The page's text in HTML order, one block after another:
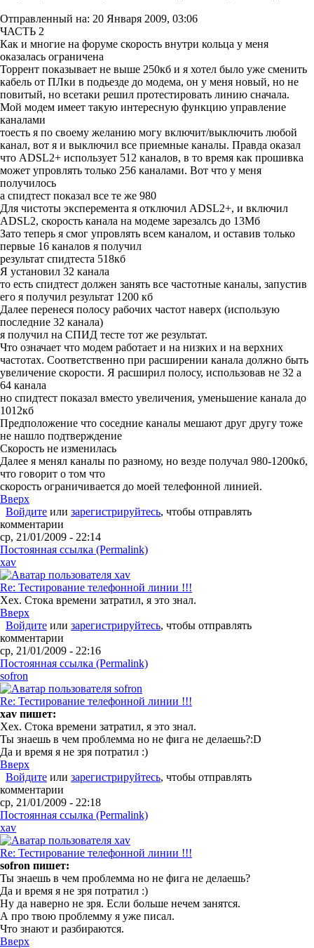
Отправленный на: 20 Января 2009, 03:06
ЧАСТЬ 2
Как и многие на форуме скорость внутри кольца у меня
оказалась ограничена
Торрент показывает не выше 250кб и я хотел было уже сменить
кабель от ПЛки в подьезде до модема, он у меня новый, но не
повитый, но всетаки решил протестировать линию сначала.
Мой модем имеет такую интересную функцию управление
каналами
тоесть я по своему желанию могу включит/выключить любой
канал, вот я и выключил все приемные каналы. Правда оказал
что ADSL2+ использует 512 каналов, в то время как прошивка
может упровлять только 256 каналами. Вот что у меня
получилось
а спидтест показал все те же 980
Для чистоты эксперемента я отключил ADSL2+, и включил
ADSL2, скорость канала на модеме зарезалсь до 13Мб
Зато теперь я смог упровлять всем каналом, и оставив только
первые 16 каналов я получил
результат спидтеста 518кб
Я установил 32 канала
то есть спидтест должен занять все частотные каналы, запустив
его я получил результат 1200 кб
Далее перенеся полосу рабочих частот наверх (использую
последние 32 канала)
я получил на СПИД тесте тот же результат.
Что означает что модем работает и на низких и на верхних
частотах. Соответственно при расширении канала должно быть
увеличение скорости. Я расширил полосу, использовав не 32 а
64 канала
но спидтест показал вместо увеличения, уменьшение канала до
1012кб
Предположение что соседние каналы мешают друг другу тоже
не нашло подтверждение
Скорость не изменилась
Далее я менял каналы по разному, но везде получал 980-1200кб,
что говорит о том что
скорость ограничивается до моей телефонной линией.
Вверх
Войдите или зарегистрируйтесь, чтобы отправлять
комментарии
ср, 21/01/2009 - 22:14
Постоянная ссылка (Permalink)
xav
Re: Тестирование телефонной линии !!!
Хех. Стока времени затратил, я это знал.
Вверх
Войдите или зарегистрируйтесь, чтобы отправлять
комментарии
ср, 21/01/2009 - 22:16
Постоянная ссылка (Permalink)
sofron
Re: Тестирование телефонной линии !!!
xav пишет:
Хех. Стока времени затратил, я это знал.
Ты знаешь в чем проблемма но не фига не делаешь?:D
Да и время я не зря потратил :)
Вверх
Войдите или зарегистрируйтесь, чтобы отправлять
комментарии
ср, 21/01/2009 - 22:18
Постоянная ссылка (Permalink)
xav
Re: Тестирование телефонной линии !!!
sofron пишет:
Ты знаешь в чем проблемма но не фига не делаешь?
Да и время я не зря потратил :)
Ну да наверно не зря. Если больше нечем занятся.
А про твою проблемму я уже писал.
Что знают и разбираются.
Вверх